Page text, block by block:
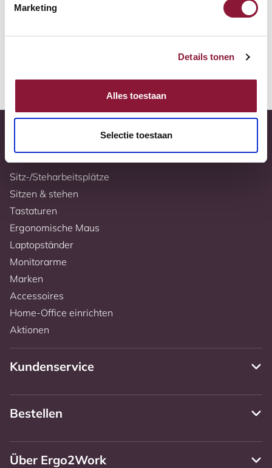
Marketing
Details tonen
Alles toestaan
Selectie toestaan
10 Jahre Garantie
Sitz-/Steharbeitsplätze
Sitzen & stehen
Tastaturen
Ergonomische Maus
Laptopständer
Monitorarme
Marken
Accessoires
Home-Office einrichten
Aktionen
Kundenservice
Bestellen
Über Ergo2Work